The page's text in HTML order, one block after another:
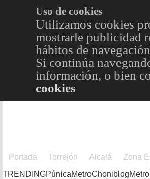
Uso de cookies
Utilizamos cookies
mostrarle publicidad
hábitos de
Si continúa
información, o bien
cookies
Portada Torrejón Alcalá Zona
TRENDINGPúnicaMetroChoniblog